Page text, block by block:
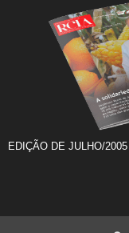
EDIÇÃO DE JULHO/